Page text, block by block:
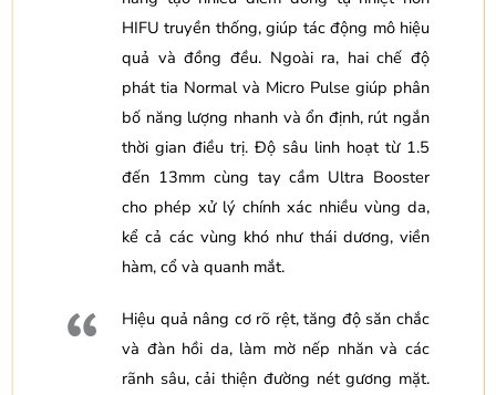
HIFU truyền thống, giúp tác động mô hiệu
quả và đồng đều. Ngoài ra, hai chế độ
phát tia Normal và Micro Pulse giúp phân
bố năng lượng nhanh và ổn định, rút ngắn
thời gian điều trị. Độ sâu linh hoạt từ 1.5
đến 13mm cùng tay cầm Ultra Booster
cho phép xử lý chính xác nhiều vùng da,
kể cả các vùng khó như thái dương, viền
hàm, cổ và quanh mắt.
Hiệu quả nâng cơ rõ rệt, tăng độ săn chắc
và đàn hồi da, làm mờ nếp nhăn và các
rãnh sâu, cải thiện đường nét gương mặt.